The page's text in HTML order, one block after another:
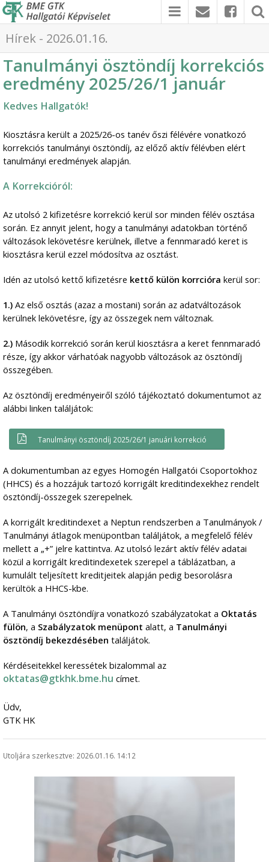
Hírek - 2026.01.16.
Tanulmányi ösztöndíj korrekciós
eredmény 2025/26/1 január
Kedves Hallgatók!
Kiosztásra került a 2025/26-os tanév őszi félévére vonatkozó
korrekciós tanulmányi ösztöndíj, az előző aktív félévben elért
tanulmányi eredmények alapján.
A Korrekcióról:
Az utolsó 2 kifizetésre korrekció kerül sor minden félév osztása
során. Ez annyit jelent, hogy a tanulmányi adatokban történő
változások lekövetésre kerülnek, illetve a fennmaradó keret is
kiosztásra kerül ezzel módosítva az osztást.
Idén az utolsó kettő kifizetésre kettő külön korrcióra kerül sor:
1.) Az első osztás (azaz a mostani) során az adatváltozások
kerülnek lekövetésre, így az összegek nem változnak.
2.) Második korrekció során kerül kiosztásra a keret fennmaradó
része, így akkor várhatóak nagyobb változások az ösztöndíj
összegében.
Az ösztöndíj eredményeiről szóló tájékoztató dokumentumot az
alábbi linken találjátok:
Tanulmányi ösztöndíj 2025/26/1 januári korrekció
A dokumentumban az egyes Homogén Hallgatói Csoportokhoz
(HHCS) és a hozzájuk tartozó korrigált kreditindexekhez rendelt
ösztöndíj-összegek szerepelnek.
A korrigált kreditindexet a Neptun rendszerben a Tanulmányok /
Tanulmányi átlagok menüpontban találjátok, a megfelelő félév
mellett a „+” jelre kattintva. Az utolsó lezárt aktív félév adatai
közül a korrigált kreditindexetek szerepel a táblázatban, a
kumulált teljesített kreditjeitek alapján pedig besorolásra
kerültök a HHCS-kbe.
A Tanulmányi ösztöndíjra vonatkozó szabályzatokat a Oktatás
fülön, a Szabályzatok menüpont alatt, a Tanulmányi
ösztöndíj bekezdésében találjátok.
Kérdéseitekkel keressétek bizalommal az
oktatas@gtkhk.bme.hu címet.
Üdv,
GTK HK
Utoljára szerkesztve: 2026.01.16. 14:12